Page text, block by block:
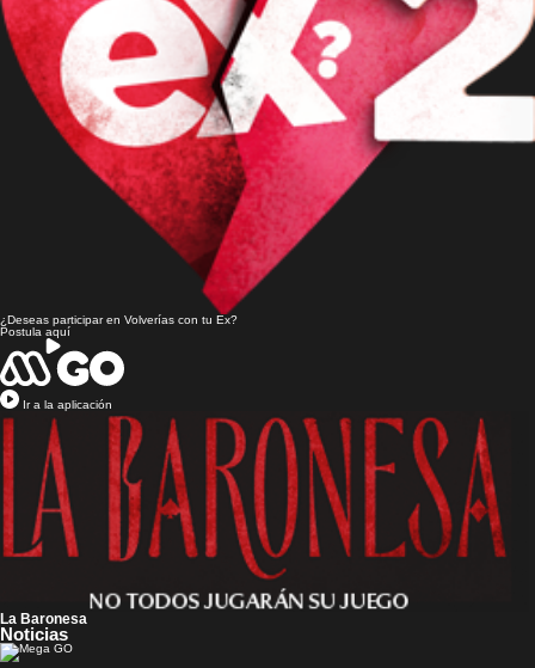
¿Deseas participar en Volverías con tu Ex?
Postula aquí
Ir a la aplicación
La Baronesa
Noticias